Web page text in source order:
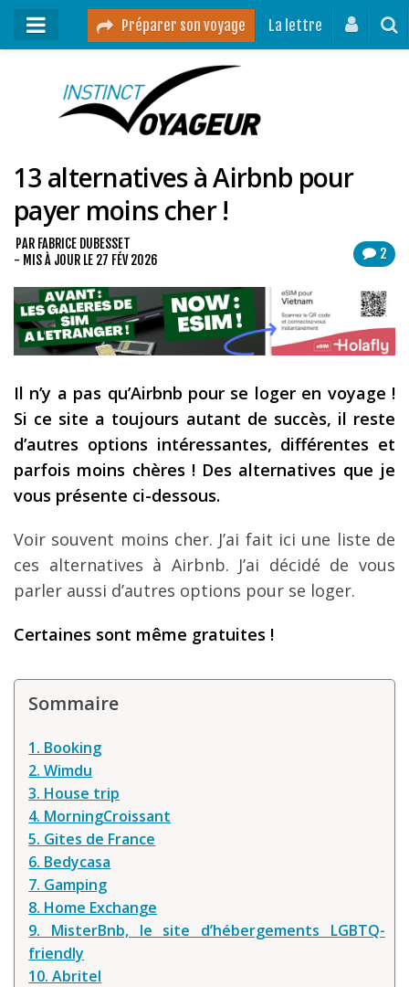
Préparer son voyage La lettre
Mon podcast
Destinations
Mes ressources pour voyager
Guides voyages
Contact
Mon journal de bord sur Instagram
Blog voyage
Les derniers articles
Podcast
Préparer son voyage
Destinations
LA LETTRE
Sites utiles
Réserver un vol !
Louer une voiture !
L’auteur
13 alternatives à Airbnb pour
payer moins cher !
2
PAR FABRICE DUBESSET
- MIS À JOUR LE 27 FÉV 2026
Il n’y a pas qu’Airbnb pour se loger en voyage !
Si ce site a toujours autant de succès, il reste
d’autres options intéressantes, différentes et
parfois moins chères !Des alternatives que je
vous présente ci-dessous.
Voir souvent moins cher. J’ai fait ici une liste de
ces alternatives à Airbnb. J’ai décidé de vous
parler aussi d’autres options pour se loger.
Certaines sont même gratuites !
Sommaire
1. Booking
2. Wimdu
3. House trip
4. MorningCroissant
5. Gites de France
6. Bedycasa
7. Gamping
8. Home Exchange
9. MisterBnb, le site d’hébergements LGBTQ-
friendly
10. Abritel